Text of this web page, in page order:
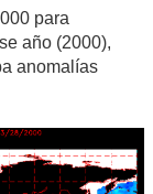
para
año (2000),
anomalías